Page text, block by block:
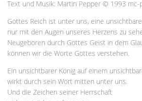
Text und Musik: Martin Pepper © 1993 mc-
Gottes Reich ist unter uns, eine
nur mit den Augen unseres Herzens zu
Neugeboren durch Gottes Geist in dem
können wir die Worte Gottes verstehen.
Ein unsichtbarer König auf einem
wirkt durch sein Wort mitten unter uns.
Und die Zeichen seiner Herrschaft